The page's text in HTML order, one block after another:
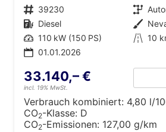
Fahrzeugnr. 39230 Getriebe
Kraftstoff Diesel Außenfarbe
Leistung 110 kW (150 PS) Kilometerstand 10
01.01.2026
33.140,– €
incl. 19% MwSt.
Verbrauch kombiniert: 4,80 l/
CO2-Klasse: D
CO2-Emissionen: 127,00 g/km